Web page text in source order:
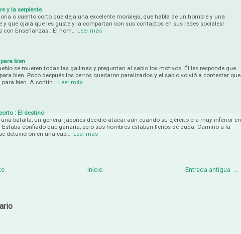
y la serpiente
o cuento corto que deja una excelente moraleja, que habla de un hombre y una
y que ojalá que les guste y la compartan con sus contactos en sus redes sociales!
con Enseñanzas : El hom…
Leer más
bien
se mueren todas las gallinas y preguntan al sabio los motivos. Él les responde que
bien. Poco después los perros quedaron paralizados y el sabio volvió a contestar que
bien. A contin…
Leer más
: El destino
una batalla, un general japonés decidió atacar aún cuando su ejército era muy inferior en
Estaba confiado que ganaría, pero sus hombres estaban llenos de duda. Camino a la
detuvieron en una capi…
Leer más
Entrada antigua →
Inicio